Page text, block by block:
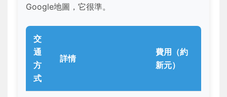
Google地圖，它很準。
交
通
方
式
詳情
費用（約
新元）